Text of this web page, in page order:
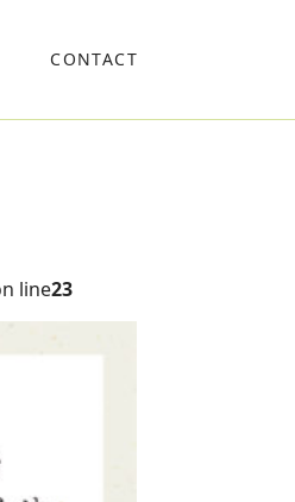
CONTACT
line23